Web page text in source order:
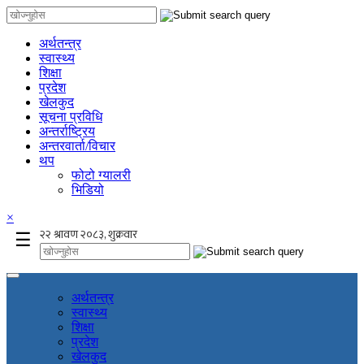
अर्थतन्त्र
स्वास्थ्य
शिक्षा
प्रदेश
खेलकुद
सूचना प्रविधि
अन्तर्राष्ट्रिय
अन्तरवार्ता/विचार
थप
फोटो ग्यालरी
भिडियो
×
☰
अर्थतन्त्र
स्वास्थ्य
शिक्षा
प्रदेश
खेलकुद